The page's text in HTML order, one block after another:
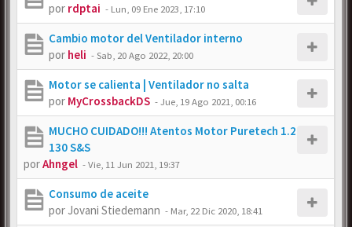
por rdptai - Lun, 09 Ene 2023, 17:10
Cambio motor del Ventilador interno
por heli -Sab, 20 Ago 2022, 20:00
Motor se calienta | Ventilador no salta
por MyCrossbackDS -Jue, 19 Ago 2021, 00:16
MUCHO CUIDADO!!! Atentos Motor Puretech 1.2
130 S&S
porAhngel -Vie, 11 Jun 2021, 19:37
Consumo de aceite
porJovani Stiedemann - Mar, 22 Dic 2020, 18:41